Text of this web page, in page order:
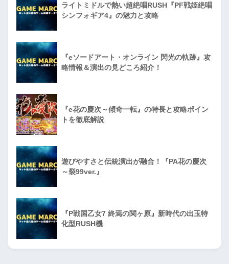
ライトミドルで熱い超絶唱RUSH『PF戦姫絶唱
シンフォギア4』の魅力と攻略
『eソードアート・オンライン 閃光の軌跡』攻
略情報＆演出の見どころ紹介！
『e花の慶次～傾奇一転』の特長と攻略ポイン
トを徹底解説
遊びやすさと伝統演出が融合！『PA花の慶次
～裂99ver.』
『P戦国乙女7 終焉の関ヶ原』新時代の出玉特
化型RUSH機